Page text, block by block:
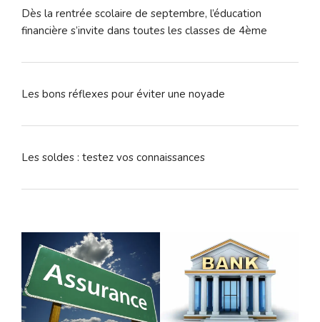
Dès la rentrée scolaire de septembre, l’éducation
financière s’invite dans toutes les classes de 4ème
Les bons réflexes pour éviter une noyade
Les soldes : testez vos connaissances